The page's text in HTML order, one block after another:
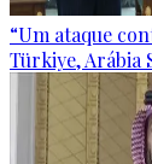
“Um ataque
Türkiye, Arábia